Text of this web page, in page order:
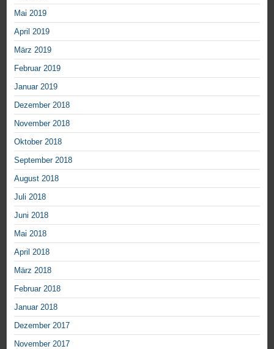
Mai 2019
April 2019
März 2019
Februar 2019
Januar 2019
Dezember 2018
November 2018
Oktober 2018
September 2018
August 2018
Juli 2018
Juni 2018
Mai 2018
April 2018
März 2018
Februar 2018
Januar 2018
Dezember 2017
November 2017